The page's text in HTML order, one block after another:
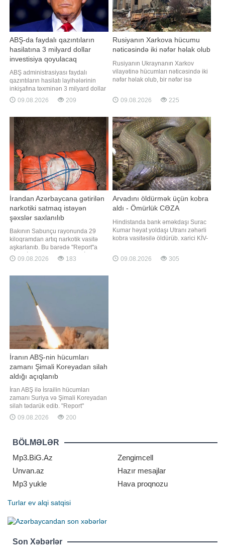
ABŞ-da faydalı qazıntıların
hasilatına 3 milyard dollar
investisiya qoyulacaq
ABŞ administrasiyası faydalı
qazıntıların hasilatı layihələrinin
inkişafına təxminən 3 milyard dollar
investisiya yatıracaq. "Report" xəbər
verir ki, bu barədə ABŞ prezidenti
Departamentinin təşkil etdiyi
mədənçıxarma şirkətlərinin
rəhbərləri ilə görüşdə çıxışı zamanı
bildirib
09.08.2026 209
Rusiyanın Xarkova hücumu
nəticəsində iki nəfər həlak olub
Rusiyanın Ukraynanın Xarkov
vilayətinə hücumları nəticəsində iki
nəfər həlak olub, bir nəfər isə
bu barədə Xarkov Vilayət
Prokurorluğunun mətbuat xidməti
səhər saatlarında Kupyansk
rayonunun Kovşarovka qəsəbəsinə
dronun düşməs
09.08.2026 225
İrandan Azərbaycana gətirilən
narkotiki satmaq istəyən
şəxslər saxlanılıb
Bakının Sabunçu rayonunda 29
kiloqramdan artıq narkotik vasitə
aşkarlanıb. Bu barədə "Report"a
Daxili İşlər Nazirliyindən (DİN)
məlumat verilib. Bildirilib ki,
Sənan Mirzəyev və tanışı olan
qadın saxlanılıb. Onlardan
ümumilikd
09.08.2026 183
Arvadını öldürmək üçün kobra
aldı - Ömürlük CƏZA
Hindistanda bank əməkdaşı Surac
Kumar həyat yoldaşı Utranı zəhərli
kobra vasitəsilə öldürüb. xarici KİV-
daha əvvəl də zəhərli ilan
sancmasından sağ çıxıb. 2020-ci
09.08.2026 305
İranın ABŞ-nin hücumları
zamanı Şimali Koreyadan silah
aldığı açıqlanıb
İran ABŞ ilə İsrailin hücumları
zamanı Suriya və Şimali Koreyadan
silah tədarük edib. "Report"
"Tasnim" agentliyinə istinadən
xəbər verir ki, bunu İslam İnqilabı
Qüds Qüvvələri komandanının
müavini, "Əbubəkr" ləqəbi ilə
tanınan briqada general
09.08.2026 200
BÖLMƏLƏR
Mp3.BiG.Az
Zengimcell
Unvan.az
Hazır mesajlar
Mp3 yukle
Hava proqnozu
Turlar ev alqi satqisi
Son Xəbərlər